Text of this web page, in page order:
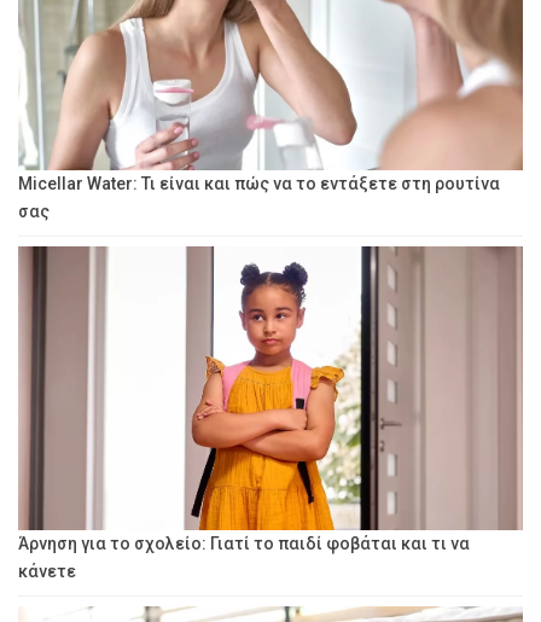
Micellar Water: Τι είναι και πώς να το εντάξετε στη ρουτίνα
σας
Άρνηση για το σχολείο: Γιατί το παιδί φοβάται και τι να
κάνετε